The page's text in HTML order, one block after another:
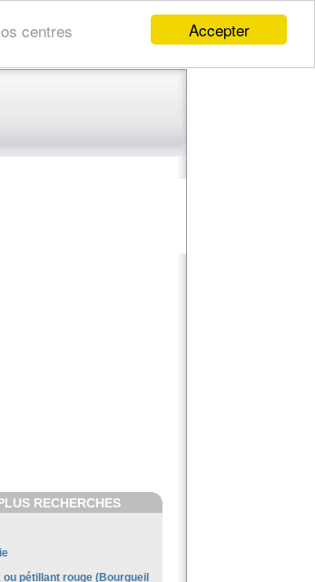
Accepter
centres
RECHERCHES
pétillant rouge (Bourgueil